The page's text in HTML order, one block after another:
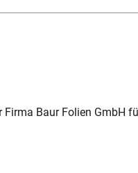
Baur Folien GmbH